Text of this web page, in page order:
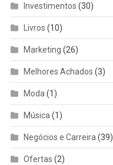
Investimentos (30)
Livros (10)
Marketing (26)
Melhores Achados (3)
Moda (1)
Música (1)
Negócios e Carreira (39)
Ofertas (2)